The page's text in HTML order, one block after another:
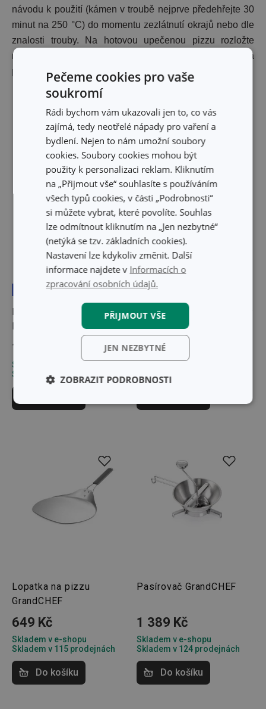
návodu k použití (kámen v troubě nejprve předehřejte 30
minut na 250 °C) do momentu zezlátnutí okrajů nebo dle
znalosti trouby. Na hotovou upečenou pizzu rozložte
rovnoměrně plátky prosciutta a posypejte ji rukolou a
parmazánem
Co vám pomůže s přípravou receptu:
Doprava zdarma
Dřevěný vál na těsto
DELÍCIA 55 x 45 cm
1 399 Kč
Skladem v e-shopu
Skladem v 122 prodejnách
Váleček na pizzu dřevěný
DELÍCIA 40 cm, ø 5 cm
299 Kč
Lopatka na pizzu
GrandCHEF
649 Kč
Skladem v e-shopu
Skladem v 115 prodejnách
Do košíku
Pasírovač GrandCHEF
1 389 Kč
Skladem v e-shopu
Skladem v 124 prodejnách
Do košíku
Pečeme cookies pro vaše
soukromí
Rádi bychom vám ukazovali jen to, co vás
zajímá, tedy neotřelé nápady pro vaření a
bydlení. Nejen to nám umožní soubory
cookies. Soubory cookies mohou být
použity k personalizaci reklam. Kliknutím
na „Přijmout vše“ souhlasíte s používáním
všech typů cookies, v části „Podrobnosti“
si můžete vybrat, které povolíte. Souhlas
lze odmítnout kliknutím na „Jen nezbytné“
(netýká se tzv. základních cookies).
Nastavení lze kdykoliv změnit. Další
informace najdete v Informacích o
zpracování osobních údajů.
PŘIJMOUT VŠE
JEN NEZBYTNÉ
ZOBRAZIT PODROBNOSTI
Základní
Analytické a
Marketingové
cookies
Funkční soubory
Analytické a preferenční cookies
Nezbytně nutné soubory cookie umožňují základní
funkce webových stránek, jako je přihlášení
uživatele a správa účtu. Webové stránky nelze bez
nezbytně nutných souborů cookie správně používat.
Název
Poskytovatel
Doména